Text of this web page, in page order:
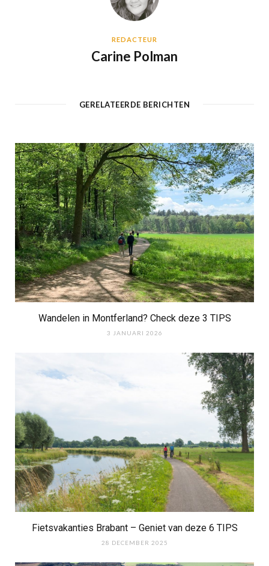
REDACTEUR
Carine Polman
GERELATEERDE BERICHTEN
Wandelen in Montferland? Check deze 3 TIPS
3 JANUARI 2026
Fietsvakanties Brabant – Geniet van deze 6 TIPS
28 DECEMBER 2025